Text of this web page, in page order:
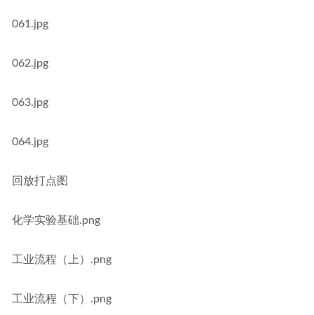
061.jpg
062.jpg
063.jpg
064.jpg
回放打点图
化学实验基础.png
工业流程（上）.png
工业流程（下）.png